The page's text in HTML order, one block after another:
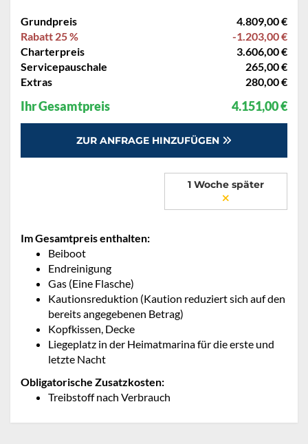
Grundpreis
4.809,00 €
Rabatt 25 %
-1.203,00 €
Charterpreis
3.606,00 €
Servicepauschale
265,00 €
Extras
280,00 €
Ihr Gesamtpreis 4.151,00 €
ZUR ANFRAGE HINZUFÜGEN
1 Woche später
Im Gesamtpreis enthalten:
Beiboot
Endreinigung
Gas (Eine Flasche)
Kautionsreduktion (Kaution reduziert sich auf den
bereits angegebenen Betrag)
Kopfkissen, Decke
Liegeplatz in der Heimatmarina für die erste und
letzte Nacht
Obligatorische Zusatzkosten:
Treibstoff nach Verbrauch